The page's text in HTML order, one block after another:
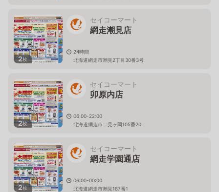
2枚
セイコーマート
網走潮見店
24時間
北海道網走市潮見2丁目30番3号
2枚
セイコーマート
卯原内店
06:00-22:00
北海道網走市二見ヶ岡105番20
2枚
セイコーマート
網走学園通店
06:00-00:00
北海道網走市潮見187番1